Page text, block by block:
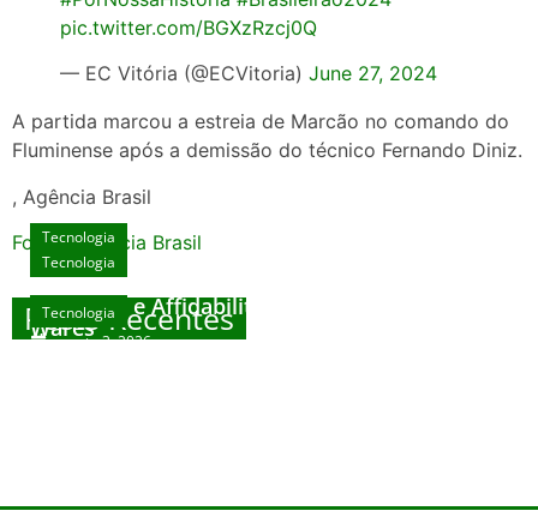
pic.twitter.com/BGXzRzcj0Q
— EC Vitória (@ECVitoria) June 27, 2024
A partida marcou a estreia de Marcão no comando do
Fluminense após a demissão do técnico Fernando Diniz.
, Agência Brasil
Fonte: Agencia Brasil
Posts Recentes
Tecnologia
Unlock Exclusive Rewards at The Big Dog
House
agosto 3, 2026
Tecnologia
Sicurezza e Affidabilità di Mr Nulls Wicked
Wares
Tecnologia
Tecnologia